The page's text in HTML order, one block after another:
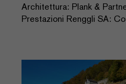
Architettura: Plank &
Prestazioni Renggli SA: